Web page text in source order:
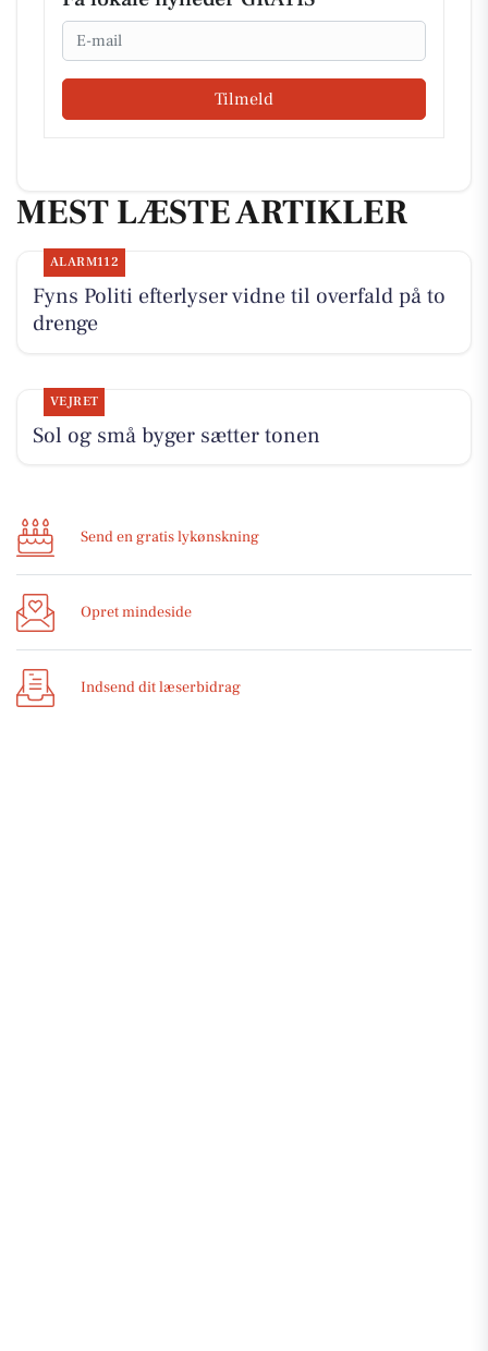
Email
Tilmeld
MEST LÆSTE ARTIKLER
ALARM112
Fyns Politi efterlyser vidne til overfald på to
drenge
VEJRET
Sol og små byger sætter tonen
Send en gratis lykønskning
Opret mindeside
Indsend dit læserbidrag